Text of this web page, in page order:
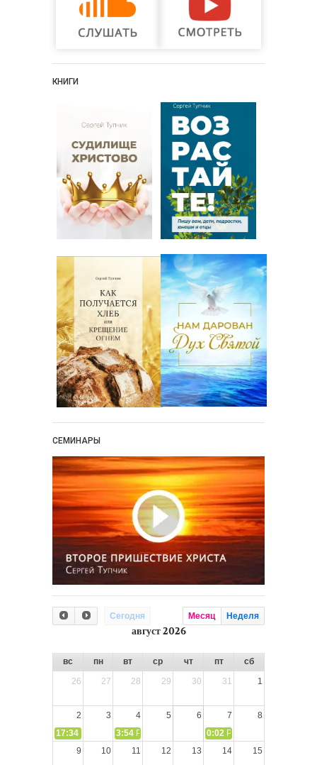
КНИГИ
СЕМИНАРЫ
Сегодня Месяц Неделя
август 2026
вс пн вт ср чт пт
сб
26
27 28 29 30 31 1
2 3 4 5 6 7
8
17:34
СЛОВО из СЛОВА – «Ищите Господа, призывайте Его»
3:54 РАЗМЫШЛЕНИЕ: Дух Святой не угашайте!
0:02 РАЗМЫШЛЕНИЯ: Дух
9
10 11 12 13 14 15